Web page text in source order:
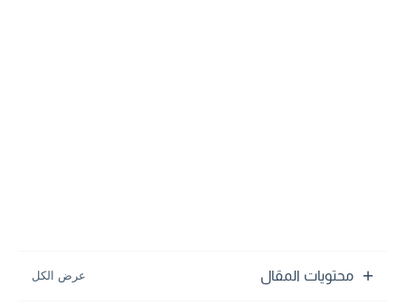
محتويات المقال